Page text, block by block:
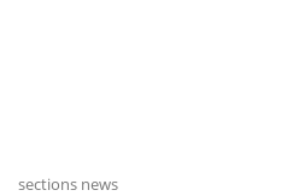
sections news